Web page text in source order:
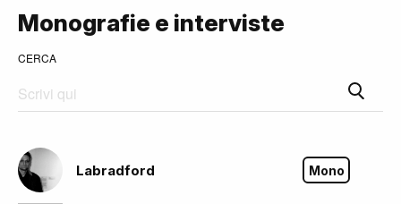
Monografie e interviste
CERCA
Labradford Mono